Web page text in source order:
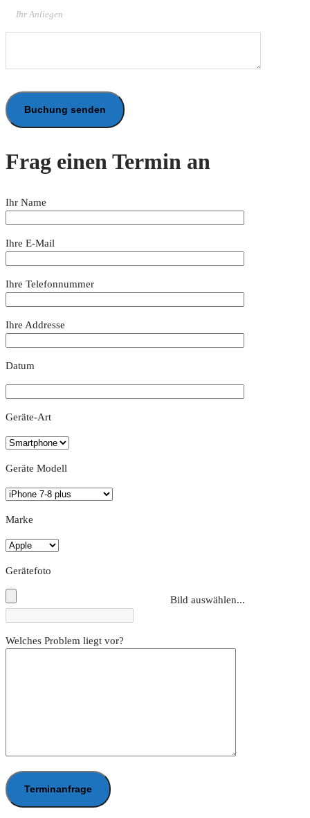
Ihr Anliegen
Frag einen Termin an
Ihr Name
Ihre E-Mail
Ihre Telefonnummer
Ihre Addresse
Datum
Geräte-Art
Geräte Modell
Marke
Gerätefoto
Bild auswählen...
Welches Problem liegt vor?
Terminanfrage